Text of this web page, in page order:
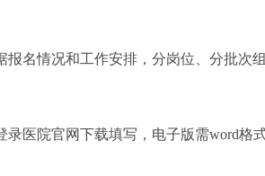
名情况和工作安排，分岗位、分批次组
录医院官网下载填写，电子版需word格